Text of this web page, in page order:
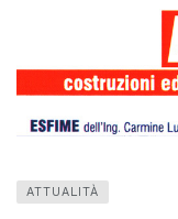
ATTUALITÀ